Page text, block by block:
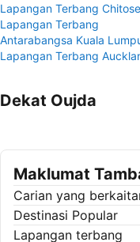
Lapangan Terbang Chitose
Lapangan Terbang
Antarabangsa Kuala
Lapangan Terbang
Dekat Oujda
Maklumat
Carian yang
Destinasi Popular
Lapangan terbang